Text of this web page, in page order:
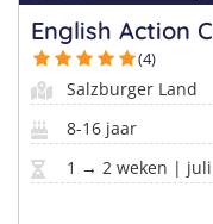
English Action
(4)
Salzburger Land
8-16 jaar
1 → 2 weken |